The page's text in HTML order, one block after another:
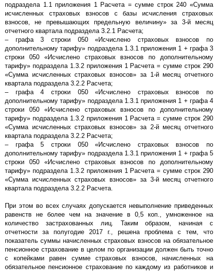
подраздела 1.1 приложения 1 Расчета = сумме строк 240 «Сумма
исчисленных страховых взносов с базы исчисления страховых
взносов, не превышающих предельную величину» за 3-й месяц
отчетного квартала подраздела 3.2.1 Расчета;
– графа 3 строки 050 «Исчислено страховых взносов по
дополнительному тарифу» подраздела 1.3.1 приложения 1 + графа 3
строки 050 «Исчислено страховых взносов по дополнительному
тарифу» подраздела 1.3.2 приложения 1 Расчета = сумме строк 290
«Сумма исчисленных страховых взносов» за 1-й месяц отчетного
квартала подраздела 3.2.2 Расчета;
– графа 4 строки 050 «Исчислено страховых взносов по
дополнительному тарифу» подраздела 1.3.1 приложения 1 + графа 4
строки 050 «Исчислено страховых взносов по дополнительному
тарифу» подраздела 1.3.2 приложения 1 Расчета = сумме строк 290
«Сумма исчисленных страховых взносов» за 2-й месяц отчетного
квартала подраздела 3.2.2 Расчета;
– графа 5 строки 050 «Исчислено страховых взносов по
дополнительному тарифу» подраздела 1.3.1 приложения 1 + графа 5
строки 050 «Исчислено страховых взносов по дополнительному
тарифу» подраздела 1.3.2 приложения 1 Расчета = сумме строк 290
«Сумма исчисленных страховых взносов» за 3-й месяц отчетного
квартала подраздела 3.2.2 Расчета.
При этом во всех случаях допускается невыполнение приведенных
равенств не более чем на значение в 0,5 коп., умноженное на
количество застрахованных лиц. Таким образом, начиная с
отчетности за полугодие 2017 г., решена проблема с тем, что
показатель суммы начисленных страховых взносов на обязательное
пенсионное страхование в целом по организации должен быть точно
с копейками равен сумме страховых взносов, начисленных на
обязательное пенсионное страхование по каждому из работников и